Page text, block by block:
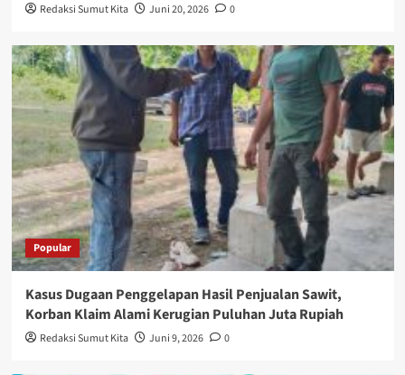
Redaksi Sumut Kita Juni 20, 2026 0
Popular
Kasus Dugaan Penggelapan Hasil Penjualan Sawit,
Korban Klaim Alami Kerugian Puluhan Juta Rupiah
Redaksi Sumut Kita Juni 9, 2026 0